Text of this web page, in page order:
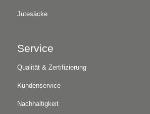
Jutesäcke
Service
Qualität & Zertifizierung
Kundenservice
Nachhaltigkeit